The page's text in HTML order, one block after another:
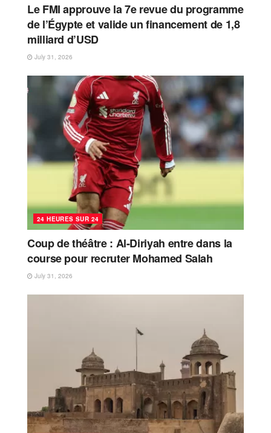
Le FMI approuve la 7e revue du programme
de l’Égypte et valide un financement de 1,8
milliard d’USD
July 31, 2026
24 HEURES SUR 24
Coup de théâtre : Al-Diriyah entre dans la
course pour recruter Mohamed Salah
July 31, 2026